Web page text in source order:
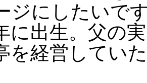
ジにしたい
に出生。父の
を経営してい